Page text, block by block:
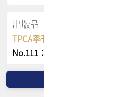
出版品
TPCA季刊 FREE 線上版
No.111：PCB全球風險布局與